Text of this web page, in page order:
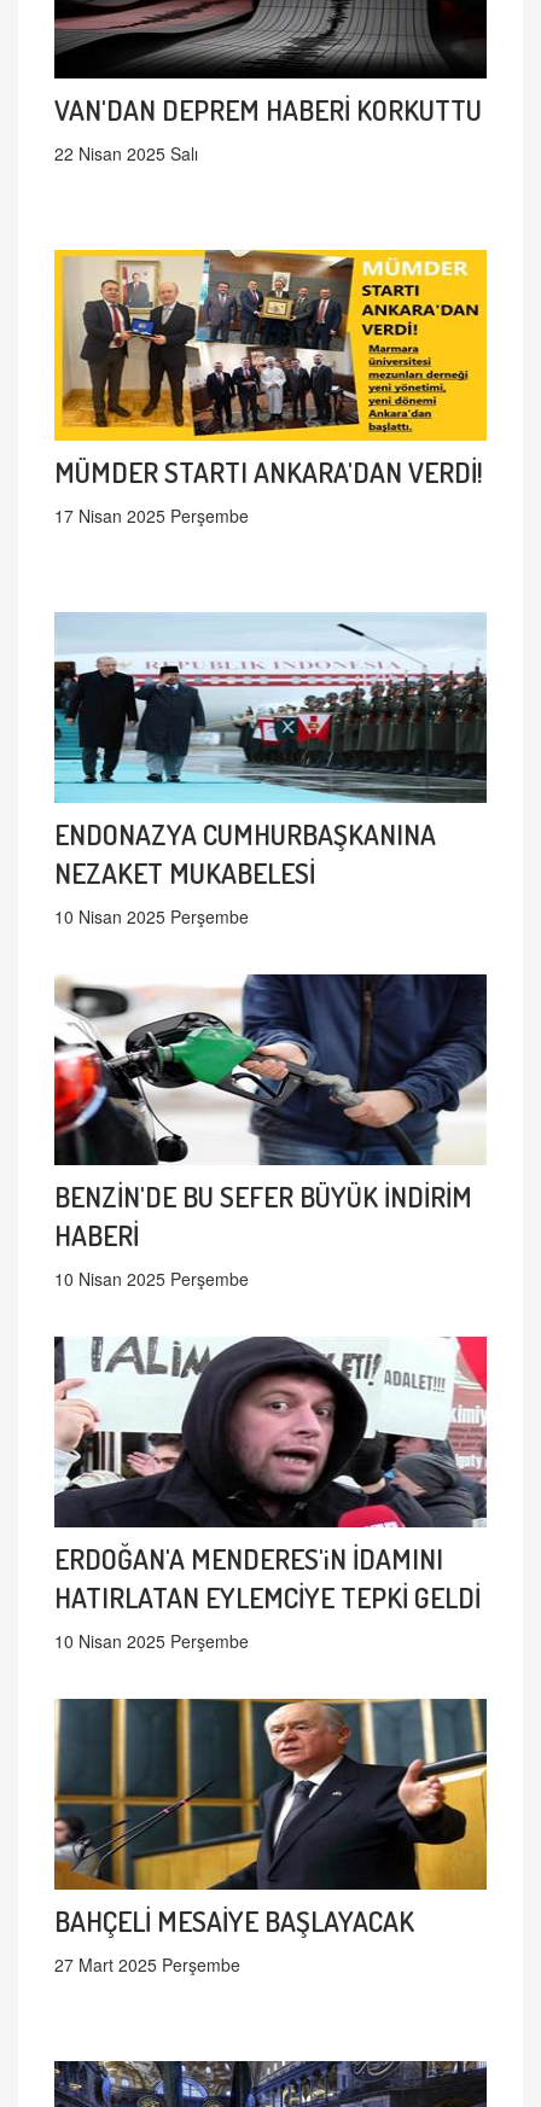
VAN'DAN DEPREM HABERİ KORKUTTU
22 Nisan 2025 Salı
MÜMDER STARTI ANKARA'DAN VERDİ!
17 Nisan 2025 Perşembe
ENDONAZYA CUMHURBAŞKANINA
NEZAKET MUKABELESİ
10 Nisan 2025 Perşembe
BENZİN'DE BU SEFER BÜYÜK İNDİRİM
HABERİ
10 Nisan 2025 Perşembe
ERDOĞAN'A MENDERES'iN İDAMINI
HATIRLATAN EYLEMCİYE TEPKİ GELDİ
10 Nisan 2025 Perşembe
BAHÇELİ MESAİYE BAŞLAYACAK
27 Mart 2025 Perşembe